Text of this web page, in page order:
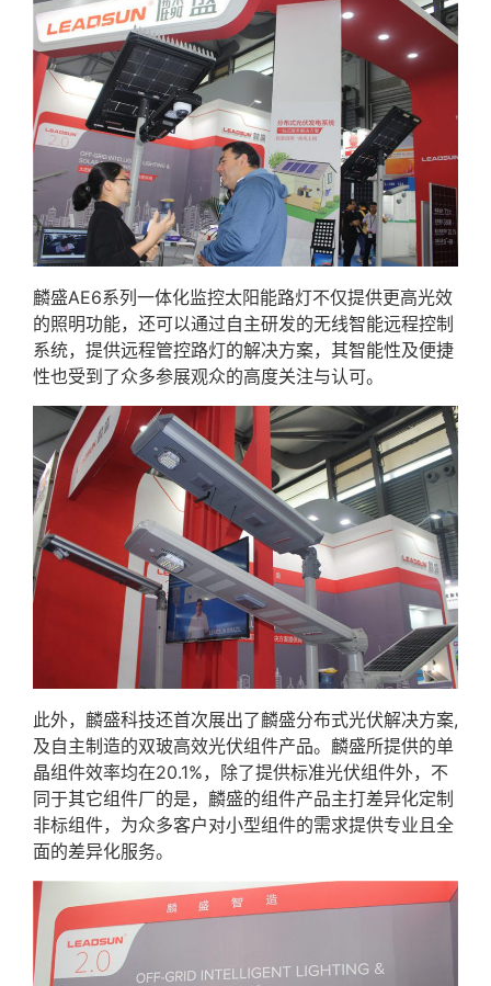
麟盛AE6系列一体化监控太阳能路灯不仅提供更高光效
的照明功能，还可以通过自主研发的无线智能远程控制
系统，提供远程管控路灯的解决方案，其智能性及便捷
性也受到了众多参展观众的高度关注与认可。
此外，麟盛科技还首次展出了麟盛分布式光伏解决方案,
及自主制造的双玻高效光伏组件产品。麟盛所提供的单
晶组件效率均在20.1%，除了提供标准光伏组件外，不
同于其它组件厂的是，麟盛的组件产品主打差异化定制
非标组件，为众多客户对小型组件的需求提供专业且全
面的差异化服务。